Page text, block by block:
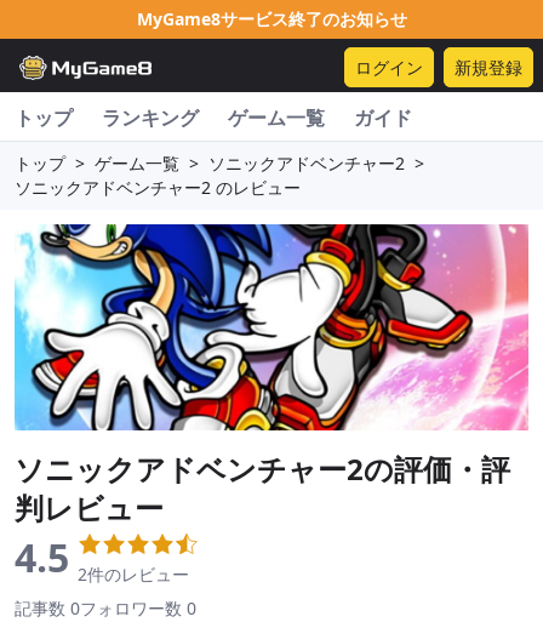
MyGame8サービス終了のお知らせ
ログイン 新規登録
トップ ランキング ゲーム一覧 ガイド
トップ > ゲーム一覧 > ソニックアドベンチャー2 >
ソニックアドベンチャー2 のレビュー
ソニックアドベンチャー2の評価・評
判レビュー
4.5 2件のレビュー
記事数 0フォロワー数 0